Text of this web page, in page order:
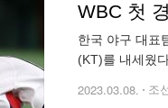
WBC 첫
한국 야구 대표
(KT)를 내세웠
2023.03.08. 조